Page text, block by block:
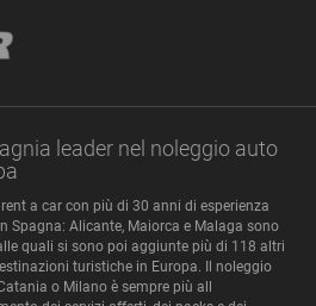
leader nel noleggio auto
a car con più di 30 anni di esperienza
Spagna: Alicante, Maiorca e Malaga sono
quali si sono poi aggiunte più di 118 altri
turistiche in Europa. Il noleggio
o Milano è sempre più all